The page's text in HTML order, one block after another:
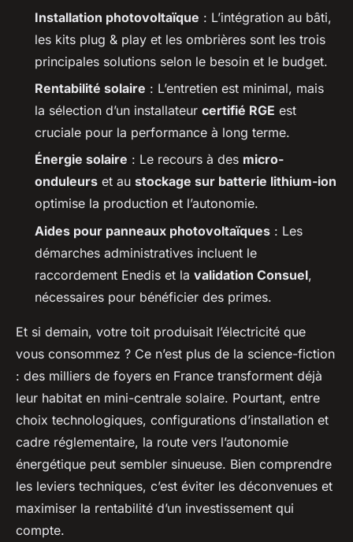
Installation photovoltaïque : L’intégration au bâti,
les kits plug & play et les ombrières sont les trois
principales solutions selon le besoin et le budget.
Rentabilité solaire : L’entretien est minimal, mais
la sélection d’un installateur certifié RGE est
cruciale pour la performance à long terme.
Énergie solaire : Le recours à des micro-
onduleurs et au stockage sur batterie lithium-ion
optimise la production et l’autonomie.
Aides pour panneaux photovoltaïques : Les
démarches administratives incluent le
raccordement Enedis et la validation Consuel,
nécessaires pour bénéficier des primes.
Et si demain, votre toit produisait l’électricité que
vous consommez ? Ce n’est plus de la science-fiction
: des milliers de foyers en France transforment déjà
leur habitat en mini-centrale solaire. Pourtant, entre
choix technologiques, configurations d’installation et
cadre réglementaire, la route vers l’autonomie
énergétique peut sembler sinueuse. Bien comprendre
les leviers techniques, c’est éviter les déconvenues et
maximiser la rentabilité d’un investissement qui
compte.